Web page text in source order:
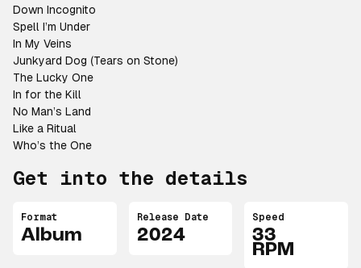
Down Incognito
Spell I’m Under
In My Veins
Junkyard Dog (Tears on Stone)
The Lucky One
In for the Kill
No Man’s Land
Like a Ritual
Who’s the One
Get into the details
Format
Album
Release Date
2024
Speed
33
RPM